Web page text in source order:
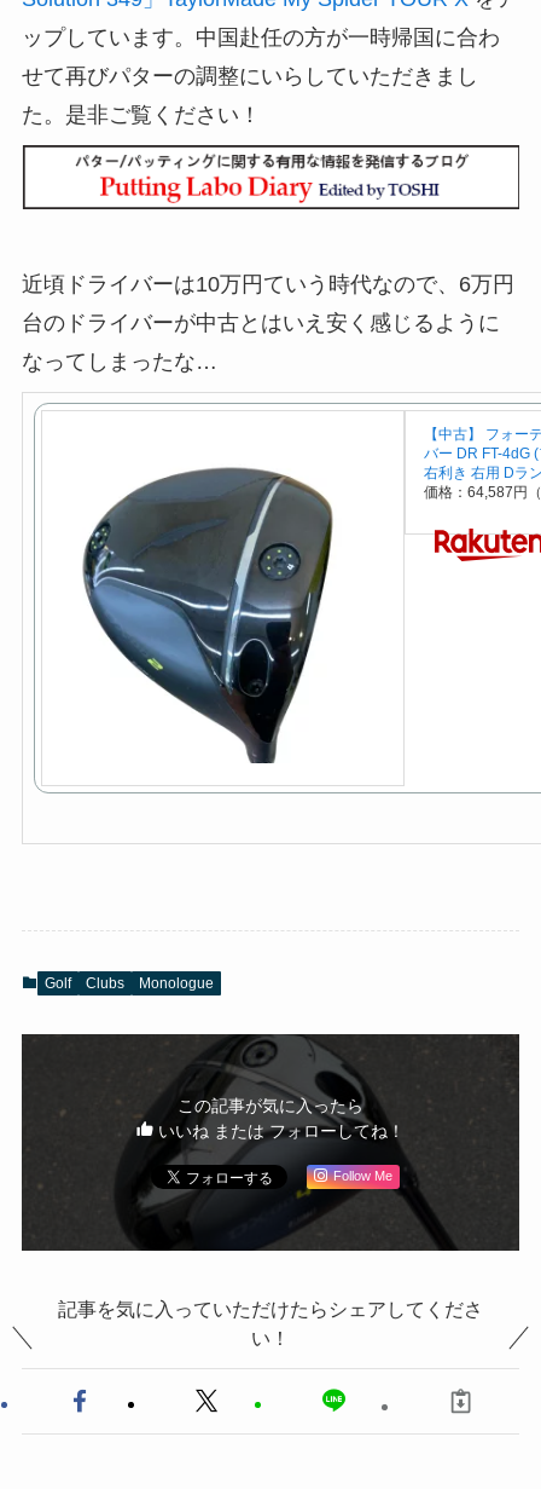
ップしています。中国赴任の方が一時帰国に合わ
せて再びパターの調整にいらしていただきまし
た。是非ご覧ください！
近頃ドライバーは10万円ていう時代なので、6万円
台のドライバーが中古とはいえ安く感じるように
なってしまったな…
【中古】 フォー
バー DR FT-4dG
右利き 右用 Dラ
価格：64,587円
Golf Clubs Monologue
この記事が気に入ったら
いいね または フォローしてね！
Follow Me
記事を気に入っていただけたらシェアしてくださ
い！